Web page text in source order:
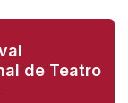
de Teatro